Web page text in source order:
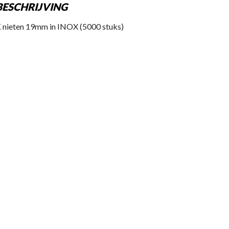
nieten 19mm in INOX (5000 stuks)